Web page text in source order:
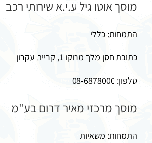
מוסך אוטו גיל ע.י.א שירותי רכב
התמחות: כללי
כתובת חסן מלך מרוקו 1, קריית עקרון
טלפון: 08-6878000
מוסך מרכזי מאיר דרום בע"מ
התמחות: משאיות